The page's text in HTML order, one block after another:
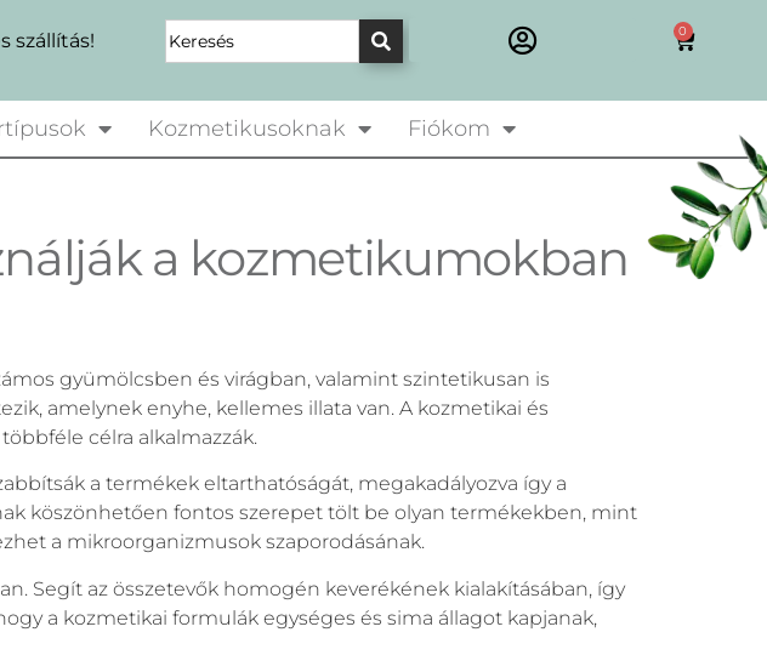
szállítás! 0
Kozmetikusoknak Fiókom
a kozmetikumokban
gyümölcsben és virágban, valamint szintetikusan is
amelynek enyhe, kellemes illata van. A kozmetikai és
célra alkalmazzák.
a termékek eltarthatóságát, megakadályozva így a
köszönhetően fontos szerepet tölt be olyan termékekben, mint
a mikroorganizmusok szaporodásának.
Segít az összetevők homogén keverékének kialakításában, így
a kozmetikai formulák egységes és sima állagot kapjanak,